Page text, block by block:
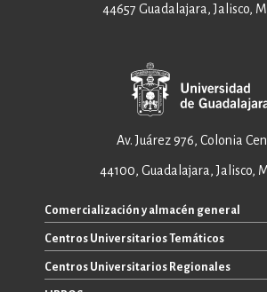
44657 Guadalajara, Jalisco,
Av. Juárez 976, Colonia
44100, Guadalajara, Jalisco,
Comercialización y almacén general
ventas@editorial.udg.mx
WhatsApp: +52 33 1433 6869
Centros Universitarios Temáticos
CUAAD
Centros Universitarios Regionales